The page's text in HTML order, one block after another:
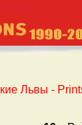
Львы -